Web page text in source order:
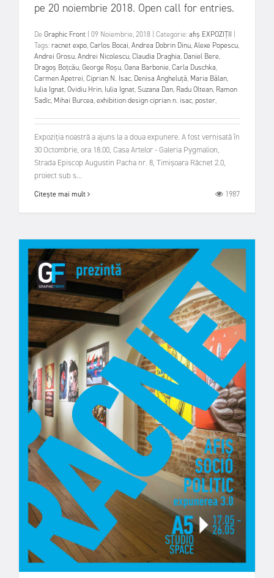
pe 20 noiembrie 2018. Open call for entries.
De Graphic Front 09 Noiembrie, 2018 Categorie:afiș EXPOZIȚII
Tags:racnet expo,Carlos Bocai,Andrea Dobrin Dinu,Alexe Popescu,
Andrei Grosu,Andrei Nicolescu,Claudia Draghia, Daniel Bere,
Dragoș Boțcău,George Roșu,Oana Barbonie,Carla Duschka,
Carmen Apetrei,Ciprian N. Isac, Denisa Angheluță, Maria Bălan,
Iulia Ignat,Ovidiu Hrin, Iulia Ignat,Suzana Dan, Radu Oltean, Ramon
Sadîc, Mihai Burcea,exhibition design ciprian n. isac,poster,
Expoziția noastră a ajuns la a doua expunere. A fost vernisată în
30 Octombrie, ora 18.00, Casa Artelor - Galeria Pygmalion,
Strada Episcop Augustin Pacha nr. 8, Timișoara Răcnet 2.0,
proiect sub s...
Citește mai mult 1987